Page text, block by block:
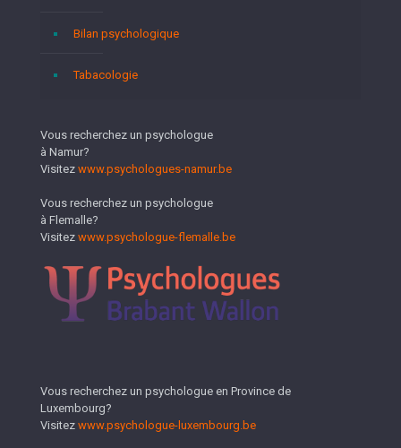
Bilan psychologique
Tabacologie
Vous recherchez un psychologue
à Namur?
Visitez www.psychologues-namur.be
Vous recherchez un psychologue
à Flemalle?
Visitez www.psychologue-flemalle.be
Vous recherchez un psychologue en Province de
Luxembourg?
Visitez www.psychologue-luxembourg.be